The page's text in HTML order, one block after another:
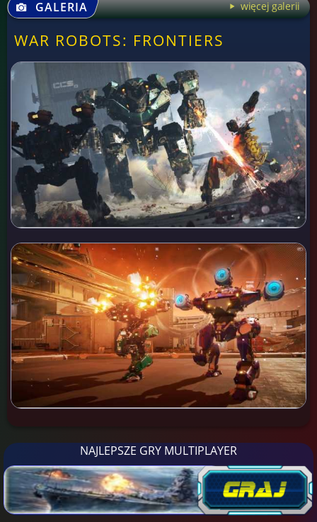
GALERIA więcej galerii
WAR ROBOTS: FRONTIERS
NAJLEPSZE GRY MULTIPLAYER